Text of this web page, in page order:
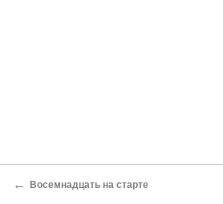
← Восемнадцать на старте